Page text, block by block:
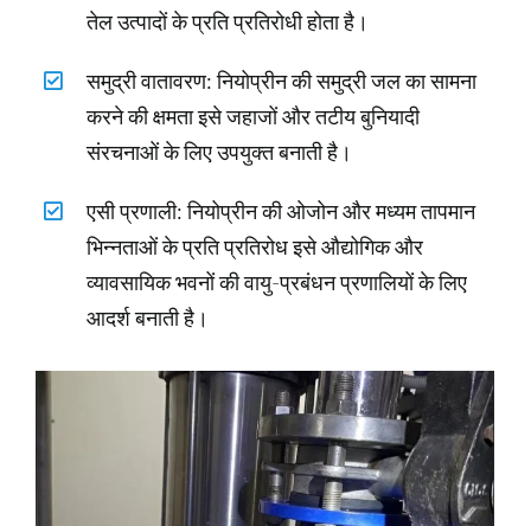
तेल उत्पादों के प्रति प्रतिरोधी होता है।
समुद्री वातावरण: नियोप्रीन की समुद्री जल का सामना
करने की क्षमता इसे जहाजों और तटीय बुनियादी
संरचनाओं के लिए उपयुक्त बनाती है।
एसी प्रणाली: नियोप्रीन की ओजोन और मध्यम तापमान
भिन्नताओं के प्रति प्रतिरोध इसे औद्योगिक और
व्यावसायिक भवनों की वायु-प्रबंधन प्रणालियों के लिए
आदर्श बनाती है।